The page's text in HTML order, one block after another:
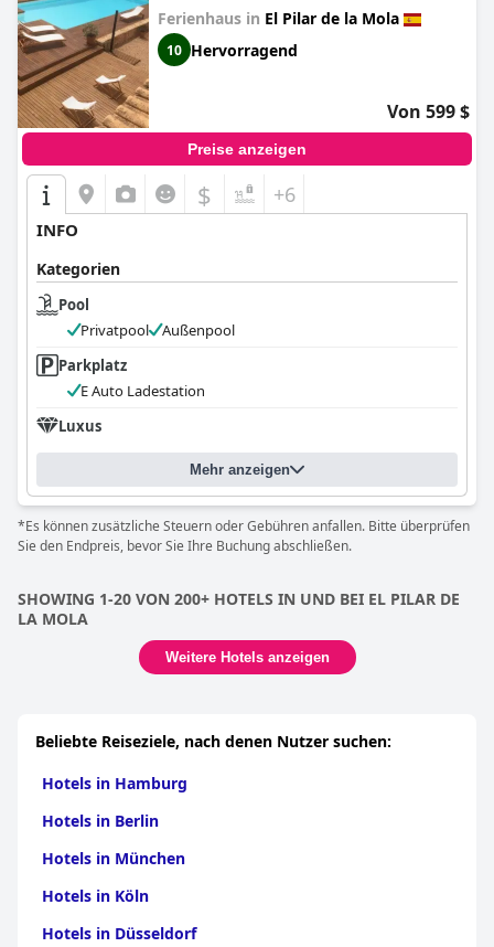
Ferienhaus in El Pilar de la Mola
10 Hervorragend
Von 599 $
Preise anzeigen
$ +6
INFO
Kategorien
Pool
Privatpool
Außenpool
Parkplatz
E Auto Ladestation
Luxus
Mehr anzeigen
*Es können zusätzliche Steuern oder Gebühren anfallen. Bitte überprüfen
Sie den Endpreis, bevor Sie Ihre Buchung abschließen.
SHOWING 1-20 VON 200+ HOTELS IN UND BEI EL PILAR DE
LA MOLA
Weitere Hotels anzeigen
Beliebte Reiseziele, nach denen Nutzer suchen:
Hotels in Hamburg
Hotels in Berlin
Hotels in München
Hotels in Köln
Hotels in Düsseldorf